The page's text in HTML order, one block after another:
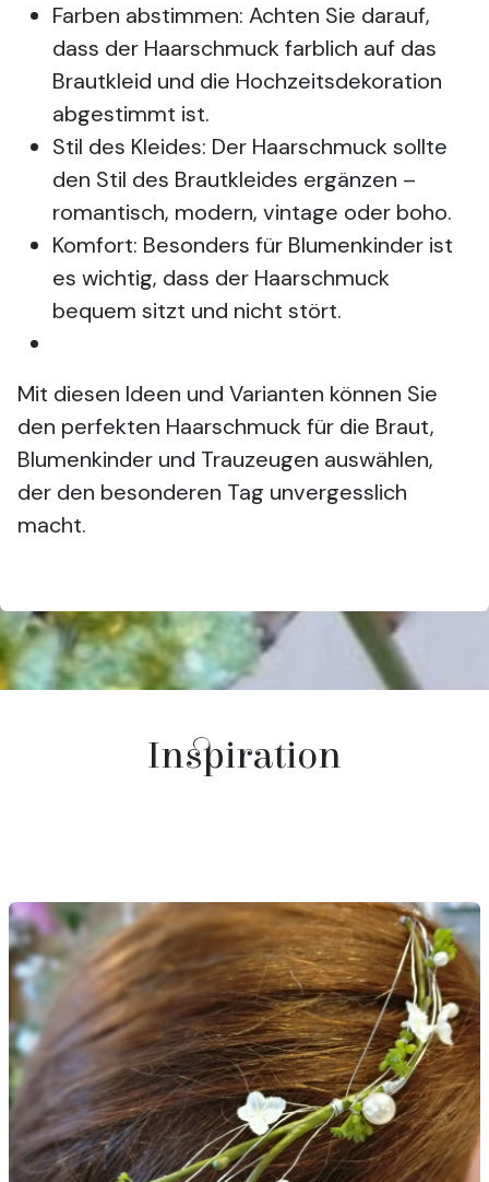
Farben abstimmen: Achten Sie darauf,
dass der Haarschmuck farblich auf das
Brautkleid und die Hochzeitsdekoration
abgestimmt ist.
Stil des Kleides: Der Haarschmuck sollte
den Stil des Brautkleides ergänzen –
romantisch, modern, vintage oder boho.
Komfort: Besonders für Blumenkinder ist
es wichtig, dass der Haarschmuck
bequem sitzt und nicht stört.
Mit diesen Ideen und Varianten können Sie
den perfekten Haarschmuck für die Braut,
Blumenkinder und Trauzeugen auswählen,
der den besonderen Tag unvergesslich
macht.
Inspiration